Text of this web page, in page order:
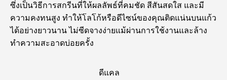
ซึ่งเป็นวิธีการสกรีนที่ให้ผลลัพธ์ที่คมชัด สีสันสดใส และมี
ความคงทนสูง ทำให้โลโก้หรือดีไซน์ของคุณติดแน่นบนแก้ว
ได้อย่างยาวนาน ไม่ซีดจางง่ายแม้ผ่านการใช้งานและล้าง
ทำความสะอาดบ่อยครั้ง
ดีแคล